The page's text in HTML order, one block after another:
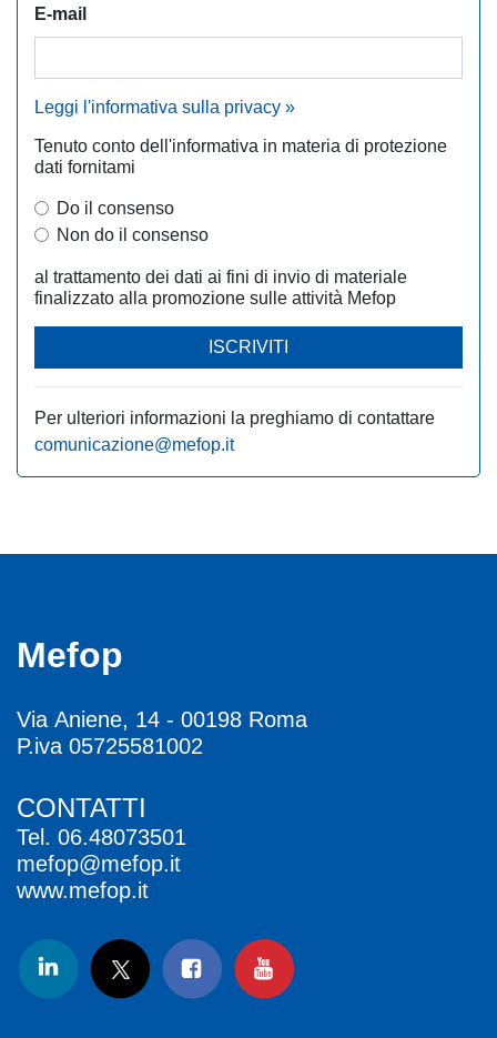
E-mail
Leggi l'informativa sulla privacy »
Tenuto conto dell'informativa in materia di protezione
dati fornitami
Do il consenso
Non do il consenso
al trattamento dei dati ai fini di invio di materiale
finalizzato alla promozione sulle attività Mefop
ISCRIVITI
Per ulteriori informazioni la preghiamo di contattare
comunicazione@mefop.it
Mefop
Via Aniene, 14 - 00198 Roma
P.iva 05725581002
CONTATTI
Tel. 06.48073501
mefop@mefop.it
www.mefop.it